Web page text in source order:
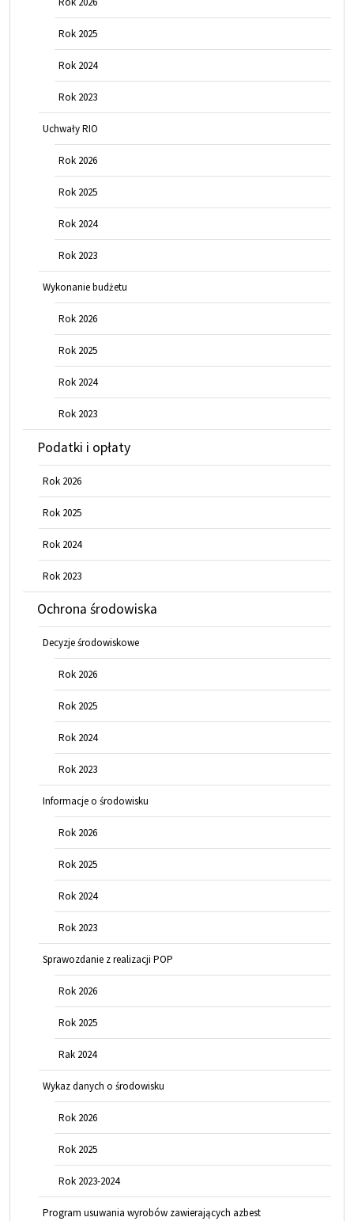
Rok 2025
Rok 2024
Rok 2023
Uchwały RIO
Rok 2026
Rok 2025
Rok 2024
Rok 2023
Wykonanie budżetu
Rok 2026
Rok 2025
Rok 2024
Rok 2023
Podatki i opłaty
Rok 2026
Rok 2025
Rok 2024
Rok 2023
Ochrona środowiska
Decyzje środowiskowe
Rok 2026
Rok 2025
Rok 2024
Rok 2023
Informacje o środowisku
Rok 2026
Rok 2025
Rok 2024
Rok 2023
Sprawozdanie z realizacji POP
Rok 2026
Rok 2025
Rak 2024
Wykaz danych o środowisku
Rok 2026
Rok 2025
Rok 2023-2024
Program usuwania wyrobów zawierających azbest